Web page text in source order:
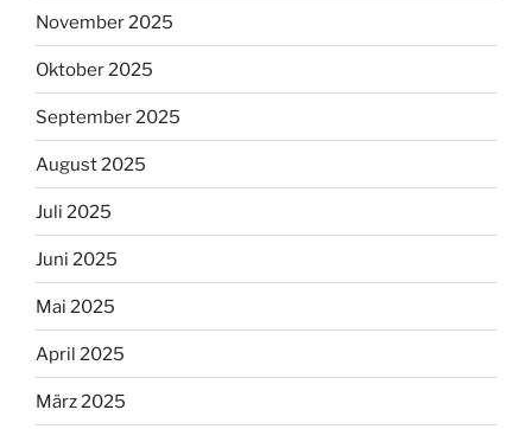
November 2025
Oktober 2025
September 2025
August 2025
Juli 2025
Juni 2025
Mai 2025
April 2025
März 2025